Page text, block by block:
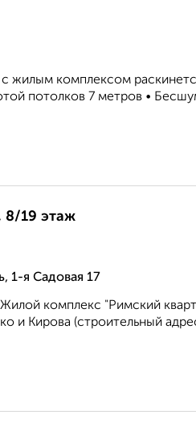
жилым комплексом
потолков 7 метров •
8/19 этаж
1-я Садовая 17
комплекс "Римский
и Кирова (строительный